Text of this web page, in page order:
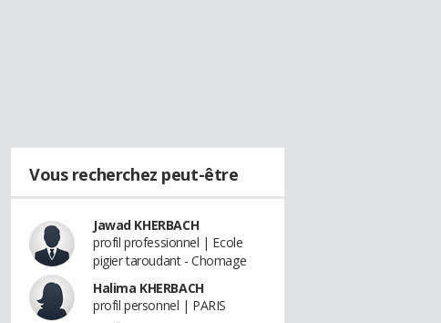
Vous recherchez peut-être
Jawad KHERBACH
profil professionnel | Ecole
pigier taroudant - Chomage
Halima KHERBACH
profil personnel | PARIS